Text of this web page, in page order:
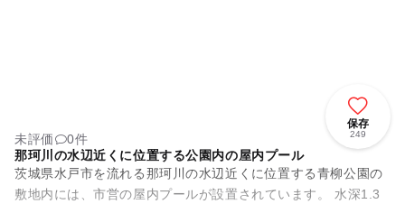
保存
249
未評価
0件
那珂川の水辺近くに位置する公園内の屋内プール
茨城県水戸市を流れる那珂川の水辺近くに位置する青柳公園の
敷地内には、市営の屋内プールが設置されています。 水深1.3